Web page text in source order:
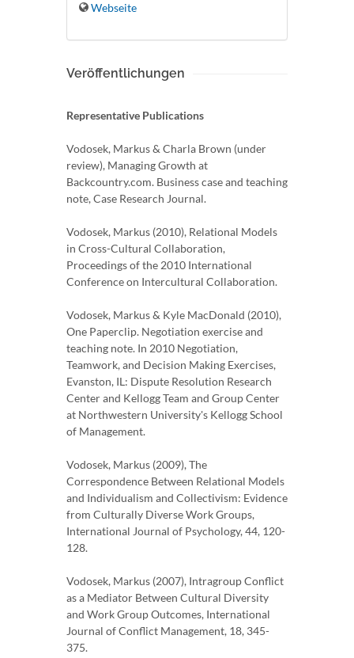
Webseite
Veröffentlichungen
Representative Publications
Vodosek, Markus & Charla Brown (under
review), Managing Growth at
Backcountry.com. Business case and teaching
note, Case Research Journal.
Vodosek, Markus (2010), Relational Models
in Cross-Cultural Collaboration,
Proceedings of the 2010 International
Conference on Intercultural Collaboration.
Vodosek, Markus & Kyle MacDonald (2010),
One Paperclip. Negotiation exercise and
teaching note. In 2010 Negotiation,
Teamwork, and Decision Making Exercises,
Evanston, IL: Dispute Resolution Research
Center and Kellogg Team and Group Center
at Northwestern University's Kellogg School
of Management.
Vodosek, Markus (2009), The
Correspondence Between Relational Models
and Individualism and Collectivism: Evidence
from Culturally Diverse Work Groups,
International Journal of Psychology, 44, 120-
128.
Vodosek, Markus (2007), Intragroup Conflict
as a Mediator Between Cultural Diversity
and Work Group Outcomes, International
Journal of Conflict Management, 18, 345-
375.